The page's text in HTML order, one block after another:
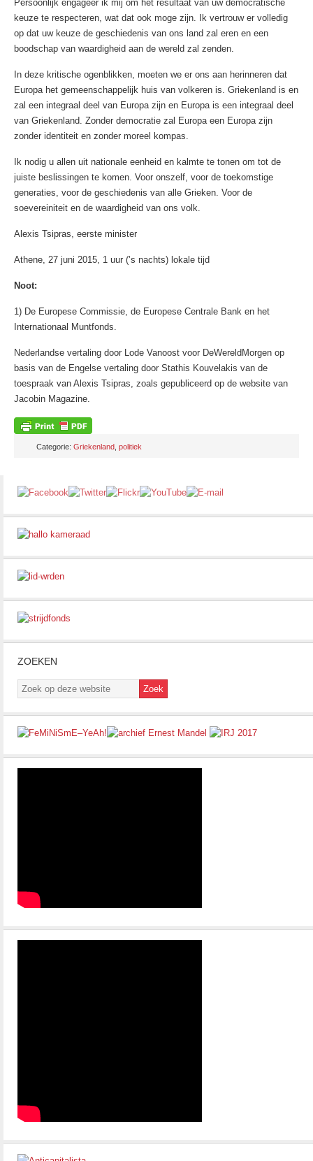
Persoonlijk engageer ik mij om het resultaat van uw democratische
keuze te respecteren, wat dat ook moge zijn. Ik vertrouw er volledig
op dat uw keuze de geschiedenis van ons land zal eren en een
boodschap van waardigheid aan de wereld zal zenden.
In deze kritische ogenblikken, moeten we er ons aan herinneren dat
Europa het gemeenschappelijk huis van volkeren is. Griekenland is en
zal een integraal deel van Europa zijn en Europa is een integraal deel
van Griekenland. Zonder democratie zal Europa een Europa zijn
zonder identiteit en zonder moreel kompas.
Ik nodig u allen uit nationale eenheid en kalmte te tonen om tot de
juiste beslissingen te komen. Voor onszelf, voor de toekomstige
generaties, voor de geschiedenis van alle Grieken. Voor de
soevereiniteit en de waardigheid van ons volk.
Alexis Tsipras, eerste minister
Athene, 27 juni 2015, 1 uur (’s nachts) lokale tijd
Noot:
1) De Europese Commissie, de Europese Centrale Bank en het
Internationaal Muntfonds.
Nederlandse vertaling door Lode Vanoost voor DeWereldMorgen op
basis van de Engelse vertaling door Stathis Kouvelakis van de
toespraak van Alexis Tsipras, zoals gepubliceerd op de website van
Jacobin Magazine.
Categorie: Griekenland politiek
ZOEKEN